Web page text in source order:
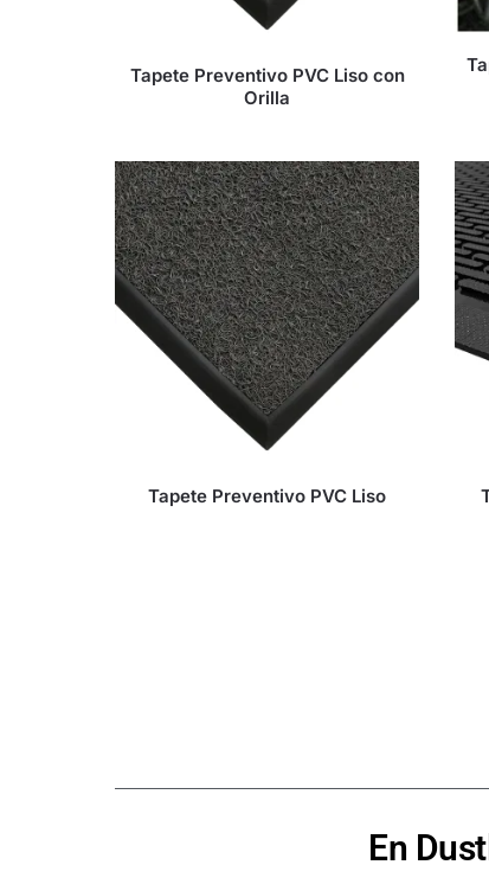
Tapete Preventivo PVC Liso con
Orilla
Tapete Preventivo PVC Liso
En